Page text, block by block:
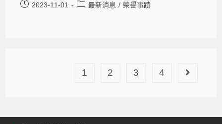
2023-11-01 最新消息 / 榮譽事蹟
1 2 3 4